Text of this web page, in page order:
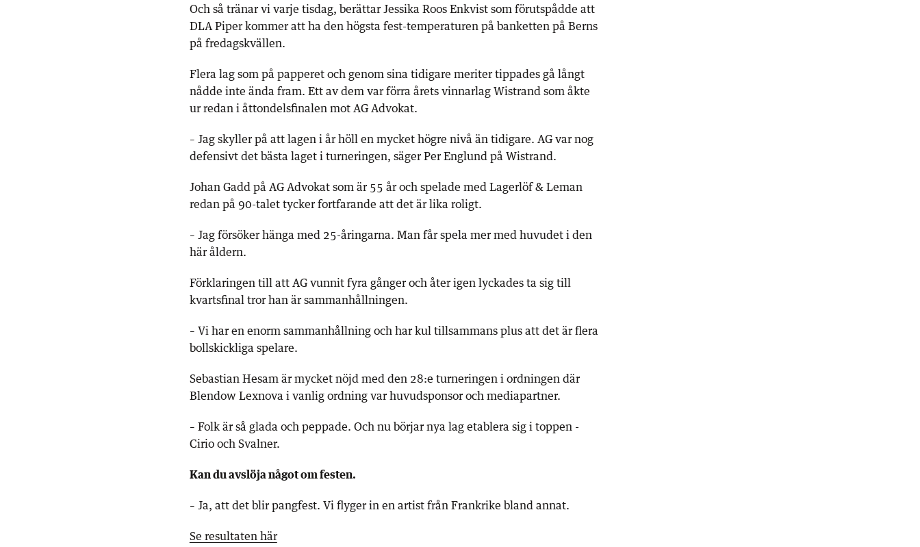
Och så tränar vi varje tisdag, berättar Jessika Roos Enkvist som förutspådde att
DLA Piper kommer att ha den högsta fest-temperaturen på banketten på Berns
på fredagskvällen.
Flera lag som på papperet och genom sina tidigare meriter tippades gå långt
nådde inte ända fram. Ett av dem var förra årets vinnarlag Wistrand som åkte
ur redan i åttondelsfinalen mot AG Advokat.
– Jag skyller på att lagen i år höll en mycket högre nivå än tidigare. AG var nog
defensivt det bästa laget i turneringen, säger Per Englund på Wistrand.
Johan Gadd på AG Advokat som är 55 år och spelade med Lagerlöf & Leman
redan på 90-talet tycker fortfarande att det är lika roligt.
– Jag försöker hänga med 25-åringarna. Man får spela mer med huvudet i den
här åldern.
Förklaringen till att AG vunnit fyra gånger och åter igen lyckades ta sig till
kvartsfinal tror han är sammanhållningen.
– Vi har en enorm sammanhållning och har kul tillsammans plus att det är flera
bollskickliga spelare.
Sebastian Hesam är mycket nöjd med den 28:e turneringen i ordningen där
Blendow Lexnova i vanlig ordning var huvudsponsor och mediapartner.
– Folk är så glada och peppade. Och nu börjar nya lag etablera sig i toppen -
Cirio och Svalner.
Kan du avslöja något om festen.
– Ja, att det blir pangfest. Vi flyger in en artist från Frankrike bland annat.
Se resultaten här